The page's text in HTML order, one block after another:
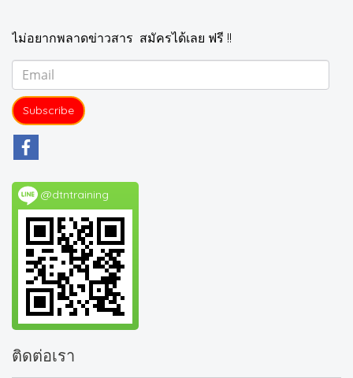
ไม่อยากพลาดข่าวสาร สมัครได้เลย ฟรี !!
Subscribe
@dtntraining
ติดต่อเรา